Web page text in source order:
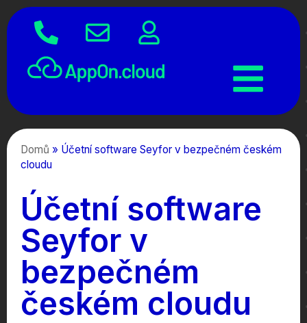
Domů » Účetní software Seyfor v bezpečném českém
cloudu
Účetní software
Seyfor v
bezpečném
českém cloudu